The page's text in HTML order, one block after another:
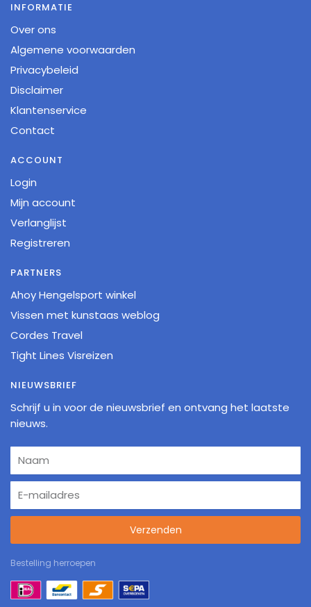
INFORMATIE
Over ons
Algemene voorwaarden
Privacybeleid
Disclaimer
Klantenservice
Contact
ACCOUNT
Login
Mijn account
Verlanglijst
Registreren
PARTNERS
Ahoy Hengelsport winkel
Vissen met kunstaas weblog
Cordes Travel
Tight Lines Visreizen
NIEUWSBRIEF
Schrijf u in voor de nieuwsbrief en ontvang het laatste
nieuws.
Verzenden
Bestelling herroepen